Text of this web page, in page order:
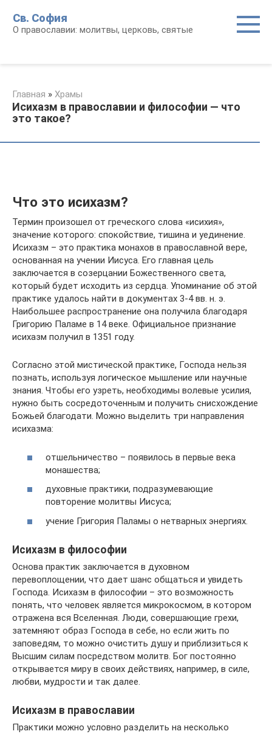
контенту
Св. София
О православии: молитвы, церковь, святые
Главная » Храмы
Исихазм в православии и философии — что
это такое?
Что это исихазм?
Термин произошел от греческого слова «исихия»,
значение которого: спокойствие, тишина и уединение.
Исихазм – это практика монахов в православной вере,
основанная на учении Иисуса. Его главная цель
заключается в созерцании Божественного света,
который будет исходить из сердца. Упоминание об этой
практике удалось найти в документах 3-4 вв. н. э.
Наибольшее распространение она получила благодаря
Григорию Паламе в 14 веке. Официальное признание
исихазм получил в 1351 году.
Согласно этой мистической практике, Господа нельзя
познать, используя логическое мышление или научные
знания. Чтобы его узреть, необходимы волевые усилия,
нужно быть сосредоточенным и получить снисхождение
Божьей благодати. Можно выделить три направления
исихазма:
отшельничество – появилось в первые века
монашества;
духовные практики, подразумевающие
повторение молитвы Иисуса;
учение Григория Паламы о нетварных энергиях.
Исихазм в философии
Основа практик заключается в духовном
перевоплощении, что дает шанс общаться и увидеть
Господа. Исихазм в философии – это возможность
понять, что человек является микрокосмом, в котором
отражена вся Вселенная. Люди, совершающие грехи,
затемняют образ Господа в себе, но если жить по
заповедям, то можно очистить душу и приблизиться к
Высшим силам посредством молитв. Бог постоянно
открывается миру в своих действиях, например, в силе,
любви, мудрости и так далее.
Исихазм в православии
Практики можно условно разделить на несколько